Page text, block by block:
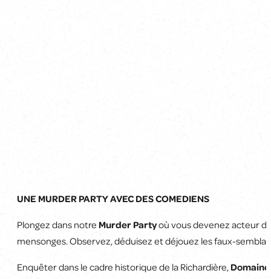
UNE MURDER PARTY AVEC DES COMEDIENS
Plongez dans notre Murder Partyoù vous devenez acteur
mensonges. Observez, déduisez et déjouez les faux-
Enquêter dans le cadre historique de la Richardière,